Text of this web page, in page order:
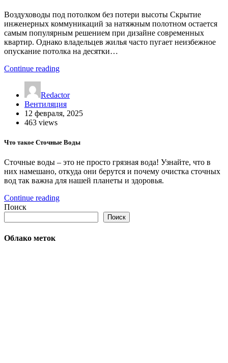
Воздуховоды под потолком без потери высоты Скрытие
инженерных коммуникаций за натяжным полотном остается
самым популярным решением при дизайне современных
квартир. Однако владельцев жилья часто пугает неизбежное
опускание потолка на десятки…
Continue reading
Redactor
Вентиляция
12 февраля, 2025
463 views
Что такое Сточные Воды
Сточные воды – это не просто грязная вода! Узнайте, что в
них намешано, откуда они берутся и почему очистка сточных
вод так важна для нашей планеты и здоровья.
Continue reading
Поиск
Поиск
Облако меток